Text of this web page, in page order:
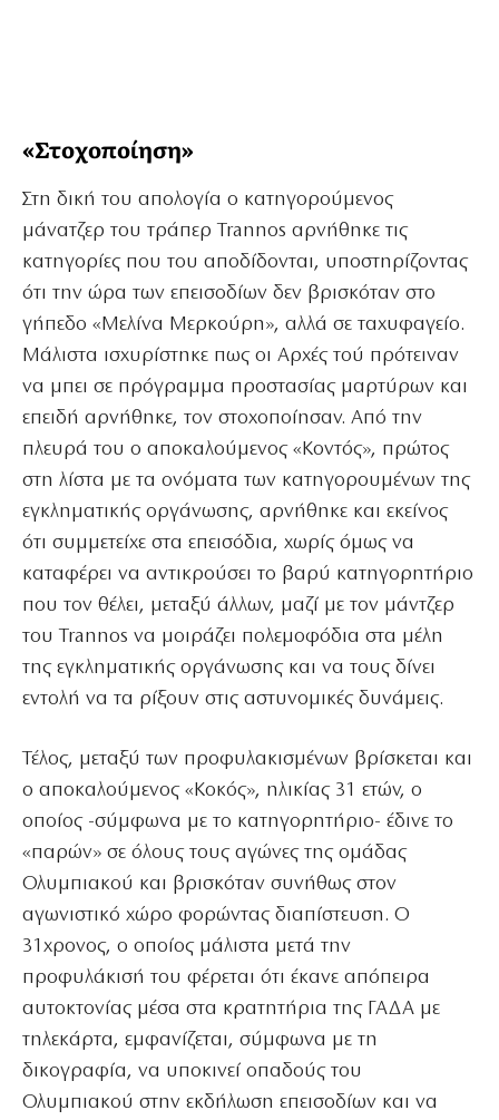
«Στοχοποίηση»
Στη δική του απολογία ο κατηγορούμενος
μάνατζερ του τράπερ Trannos αρνήθηκε τις
κατηγορίες που του αποδίδονται, υποστηρίζοντας
ότι την ώρα των επεισοδίων δεν βρισκόταν στο
γήπεδο «Μελίνα Μερκούρη», αλλά σε ταχυφαγείο.
Μάλιστα ισχυρίστηκε πως οι Αρχές τού πρότειναν
να μπει σε πρόγραμμα προστασίας μαρτύρων και
επειδή αρνήθηκε, τον στοχοποίησαν. Από την
πλευρά του ο αποκαλούμενος «Κοντός», πρώτος
στη λίστα με τα ονόματα των κατηγορουμένων της
εγκληματικής οργάνωσης, αρνήθηκε και εκείνος
ότι συμμετείχε στα επεισόδια, χωρίς όμως να
καταφέρει να αντικρούσει το βαρύ κατηγορητήριο
που τον θέλει, μεταξύ άλλων, μαζί με τον μάντζερ
του Trannos να μοιράζει πολεμοφόδια στα μέλη
της εγκληματικής οργάνωσης και να τους δίνει
εντολή να τα ρίξουν στις αστυνομικές δυνάμεις.
Τέλος, μεταξύ των προφυλακισμένων βρίσκεται και
ο αποκαλούμενος «Κοκός», ηλικίας 31 ετών, ο
οποίος -σύμφωνα με το κατηγορητήριο- έδινε το
«παρών» σε όλους τους αγώνες της ομάδας
Ολυμπιακού και βρισκόταν συνήθως στον
αγωνιστικό χώρο φορώντας διαπίστευση. Ο
31χρονος, ο οποίος μάλιστα μετά την
προφυλάκισή του φέρεται ότι έκανε απόπειρα
αυτοκτονίας μέσα στα κρατητήρια της ΓΑΔΑ με
τηλεκάρτα, εμφανίζεται, σύμφωνα με τη
δικογραφία, να υποκινεί οπαδούς του
Ολυμπιακού στην εκδήλωση επεισοδίων και να